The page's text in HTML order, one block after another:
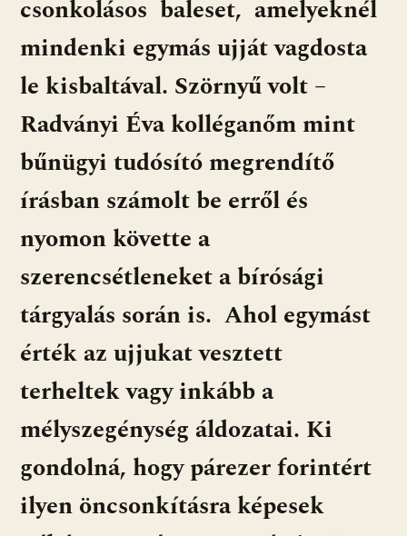
csonkolásos baleset, amelyeknél
mindenki egymás ujját vagdosta
le kisbaltával. Szörnyű volt –
Radványi Éva kolléganőm mint
bűnügyi tudósító megrendítő
írásban számolt be erről és
nyomon követte a
szerencsétleneket a bírósági
tárgyalás során is. Ahol egymást
érték az ujjukat vesztett
terheltek vagy inkább a
mélyszegénység áldozatai. Ki
gondolná, hogy párezer forintért
ilyen öncsonkításra képesek